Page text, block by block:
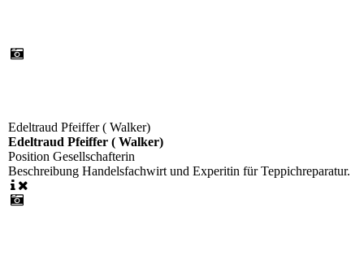
Edeltraud Pfeiffer ( Walker)
Edeltraud Pfeiffer ( Walker)
Position Gesellschafterin
Beschreibung Handelsfachwirt und Experitin für Teppichreparatur.